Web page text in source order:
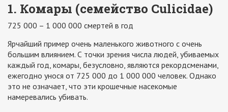
1. Комары (семейство Culicidae)
725 000 – 1 000 000 смертей в год
Ярчайший пример очень маленького животного с очень
большим влиянием. С точки зрения числа людей, убиваемых
каждый год, комары, безусловно, являются рекордсменами,
ежегодно унося от 725 000 до 1 000 000 человек. Однако
это не означает, что эти крошечные насекомые
намеревались убивать.